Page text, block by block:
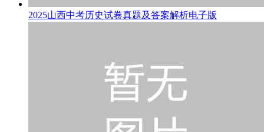
2025山西中考历史试卷真题及答案解析电子版